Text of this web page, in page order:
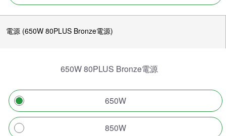
電源 (650W 80PLUS Bronze電源)
650W 80PLUS Bronze電源
650W
850W